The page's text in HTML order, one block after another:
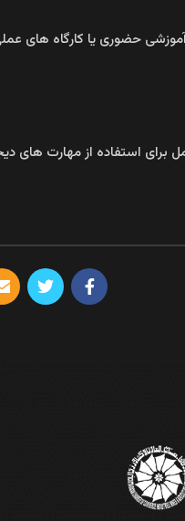
حضوری یا کارگاه‌ های
استفاده از مهارت‌ های